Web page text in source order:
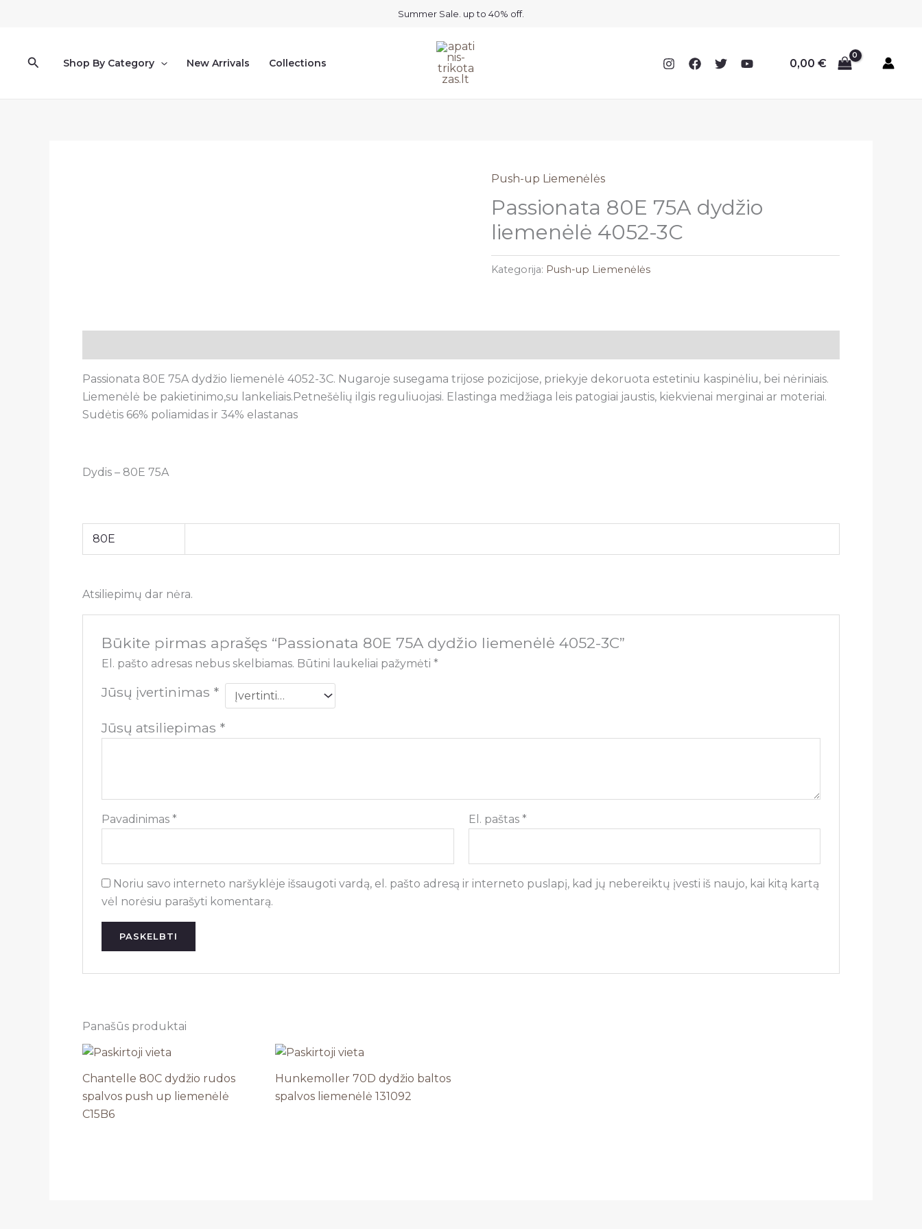
Summer Sale. up to 40% off.
PaieškaShop By Category New Arrivals Collections 0,00 €
Push-up Liemenėlės
Passionata 80E 75A dydžio
liemenėlė 4052-3C
Kategorija: Push-up Liemenėlės
Passionata 80E 75A dydžio liemenėlė 4052-3C. Nugaroje susegama trijose pozicijose, priekyje dekoruota estetiniu kaspinėliu, bei nėriniais.
Liemenėlė be pakietinimo,su lankeliais.Petnešėlių ilgis reguliuojasi. Elastinga medžiaga leis patogiai jaustis, kiekvienai merginai ar moteriai.
Sudėtis 66% poliamidas ir 34% elastanas
Dydis – 80E 75A
80E
Atsiliepimų dar nėra.
Būkite pirmas aprašęs “Passionata 80E 75A dydžio liemenėlė 4052-3C”
El. pašto adresas nebus skelbiamas. Būtini laukeliai pažymėti *
Jūsų įvertinimas *
Jūsų atsiliepimas *
Pavadinimas * El. paštas *
Noriu savo interneto naršyklėje išsaugoti vardą, el. pašto adresą ir interneto puslapį, kad jų nebereiktų įvesti iš naujo, kai kitą kartą
vėl norėsiu parašyti komentarą.
Panašūs produktai
Chantelle 80C dydžio rudos
spalvos push up liemenėlė
C15B6
Hunkemoller 70D dydžio baltos
spalvos liemenėlė 131092